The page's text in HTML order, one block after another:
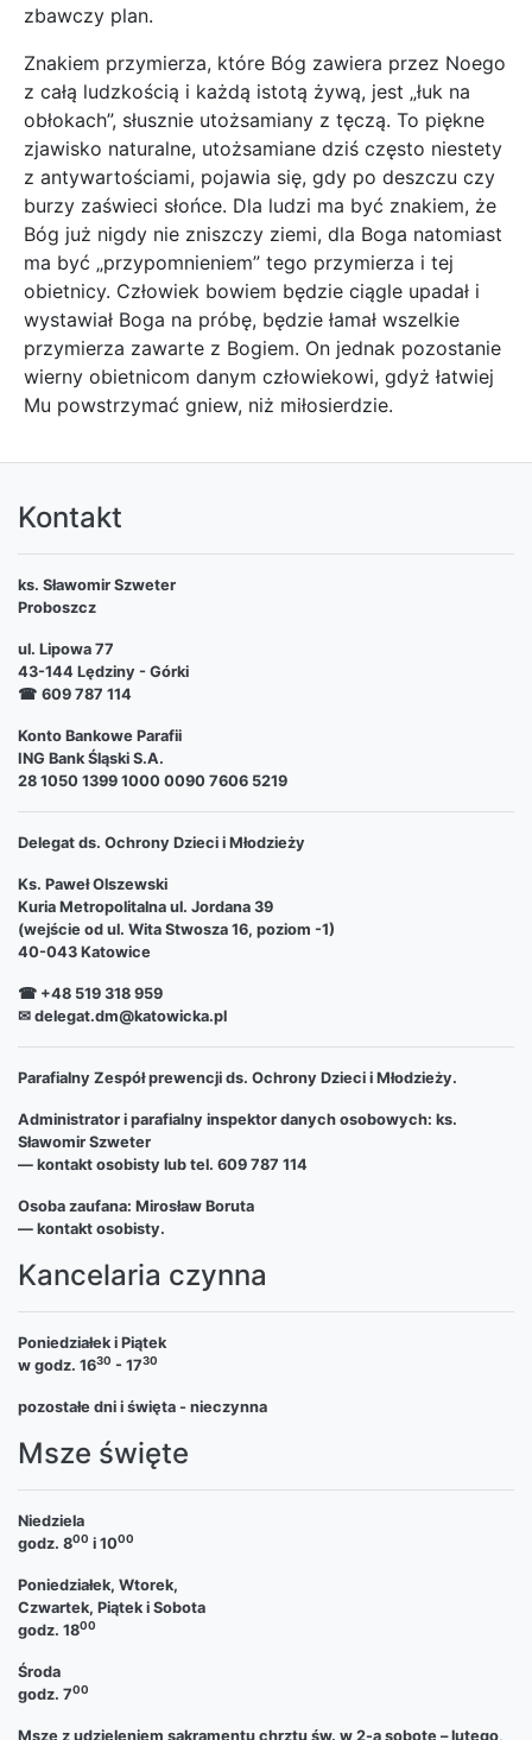
zbawczy plan.
Znakiem przymierza, które Bóg zawiera przez Noego
z całą ludzkością i każdą istotą żywą, jest „łuk na
obłokach”, słusznie utożsamiany z tęczą. To piękne
zjawisko naturalne, utożsamiane dziś często niestety
z antywartościami, pojawia się, gdy po deszczu czy
burzy zaświeci słońce. Dla ludzi ma być znakiem, że
Bóg już nigdy nie zniszczy ziemi, dla Boga natomiast
ma być „przypomnieniem” tego przymierza i tej
obietnicy. Człowiek bowiem będzie ciągle upadał i
wystawiał Boga na próbę, będzie łamał wszelkie
przymierza zawarte z Bogiem. On jednak pozostanie
wierny obietnicom danym człowiekowi, gdyż łatwiej
Mu powstrzymać gniew, niż miłosierdzie.
Kontakt
ks. Sławomir Szweter
Proboszcz
ul. Lipowa 77
43-144 Lędziny - Górki
☎ 609 787 114
Konto Bankowe Parafii
ING Bank Śląski S.A.
28 1050 1399 1000 0090 7606 5219
Delegat ds. Ochrony Dzieci i Młodzieży
Ks. Paweł Olszewski
Kuria Metropolitalna ul. Jordana 39
(wejście od ul. Wita Stwosza 16, poziom -1)
40-043 Katowice
☎ +48 519 318 959
✉ delegat.dm@katowicka.pl
Parafialny Zespół prewencji ds. Ochrony Dzieci i Młodzieży.
Administrator i parafialny inspektor danych osobowych: ks.
Sławomir Szweter
— kontakt osobisty lub tel. 609 787 114
Osoba zaufana: Mirosław Boruta
— kontakt osobisty.
Kancelaria czynna
Poniedziałek i Piątek
w godz. 1630 - 1730
pozostałe dni i święta - nieczynna
Msze święte
Niedziela
godz. 800 i 1000
Poniedziałek, Wtorek,
Czwartek, Piątek i Sobota
godz. 1800
Środa
godz. 700
Msze z udzieleniem sakramentu chrztu św. w 2-ą sobotę – lutego,